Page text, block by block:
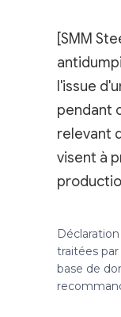
[SMM
l'issue
pendant
relevant
visent à
traitées
base de